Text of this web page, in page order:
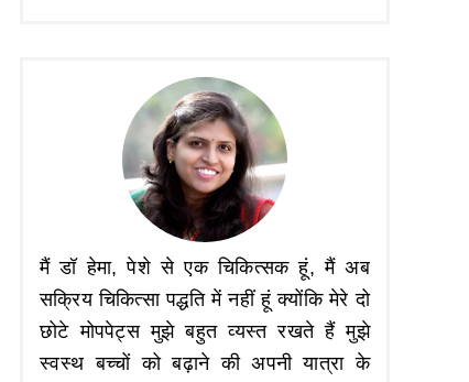
मैं डॉ हेमा, पेशे से एक चिकित्सक हूं, मैं अब
सक्रिय चिकित्सा पद्धति में नहीं हूं क्योंकि मेरे दो
छोटे मोपपेट्स मुझे बहुत व्यस्त रखते हैं मुझे
स्वस्थ बच्चों को बढ़ाने की अपनी यात्रा के